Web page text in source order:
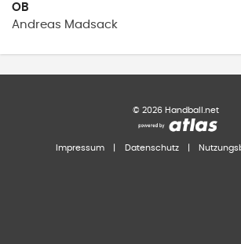
OB
Andreas Madsack
© 2026 Handball.net
Impressum Datenschutz